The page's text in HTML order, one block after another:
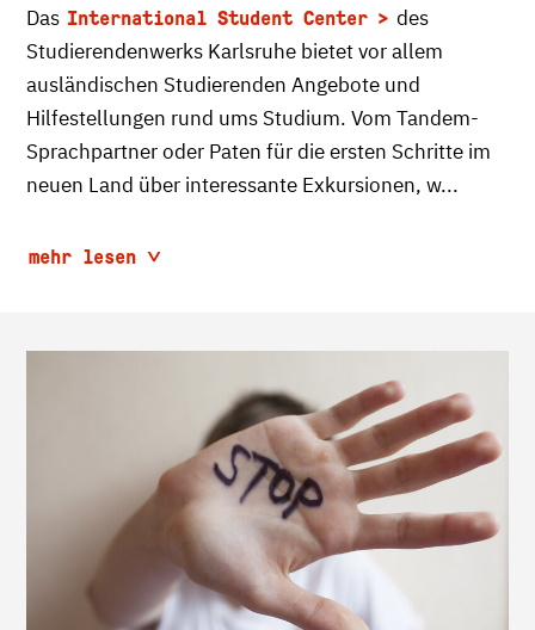
Das International Student Center
des
Studierendenwerks Karlsruhe bietet vor allem
ausländischen Studierenden Angebote und
Hilfestellungen rund ums Studium. Vom Tandem-
Sprachpartner oder Paten für die ersten Schritte im
neuen Land über interessante Exkursionen, w...
mehr lesen